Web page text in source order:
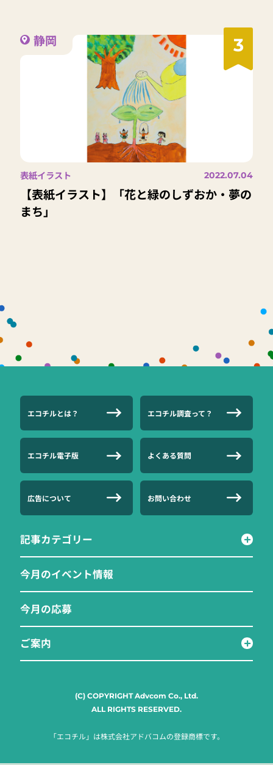
3
静岡
表紙イラスト 2022.07.04
【表紙イラスト】「花と緑のしずおか・夢の
まち」
エコチルとは？ エコチル調査って？
エコチル電子版 よくある質問
広告について お問い合わせ
記事カテゴリー
今月のイベント情報
今月の応募
ご案内
(C) COPYRIGHT Advcom Co., Ltd.
ALL RIGHTS RESERVED.
「エコチル」は株式会社アドバコムの登録商標です。